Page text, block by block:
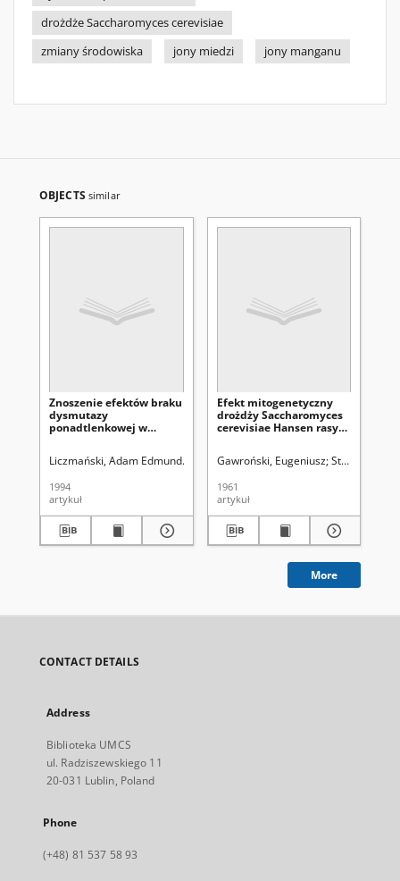
drożdże Saccharomyces cerevisiae
zmiany środowiska
jony miedzi jony manganu
OBJECTS similar
Znoszenie efektów braku
dysmutazy
ponadtlenkowej w
cerevisiae przez zmiany
redukujące
Liczmański, Adam Edmund Biliński, Tomasz Lorkiewicz, Zbigniew
1994
artykuł
Efekt mitogenetyczny
drożdży Saccharomyces
cerevisiae Hansen rasy
Gawroński, Eugeniusz Strawiński,
1961
artykuł
More
CONTACT DETAILS
Address
Biblioteka UMCS
ul. Radziszewskiego 11
20-031 Lublin, Poland
Phone
(+48) 81 537 58 93